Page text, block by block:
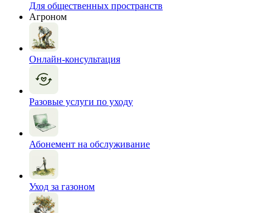
Для общественных пространств
Агроном
Онлайн-консультация
Разовые услуги по уходу
Абонемент на обслуживание
Уход за газоном